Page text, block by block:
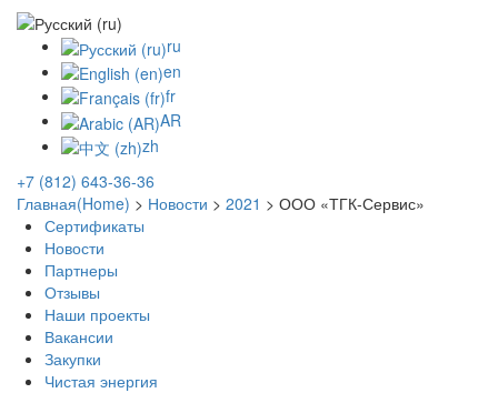
ru
en
fr
AR
zh
+7 (812) 643-36-36
Главная(Home) > Новости > 2021 > ООО «ТГК-Сервис»
Сертификаты
Новости
Партнеры
Отзывы
Наши проекты
Вакансии
Закупки
Чистая энергия